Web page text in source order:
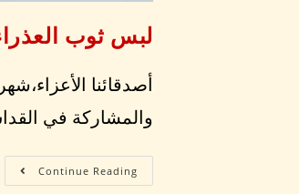
لبس ثوب
أصدقائنا
والمشاركة في
Continue Reading